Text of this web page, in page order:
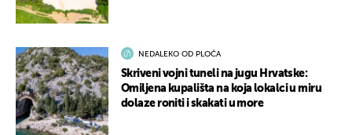
NEDALEKO OD PLOČA
Skriveni vojni tuneli na jugu Hrvatske:
Omiljena kupališta na koja lokalci u miru
dolaze roniti i skakati u more